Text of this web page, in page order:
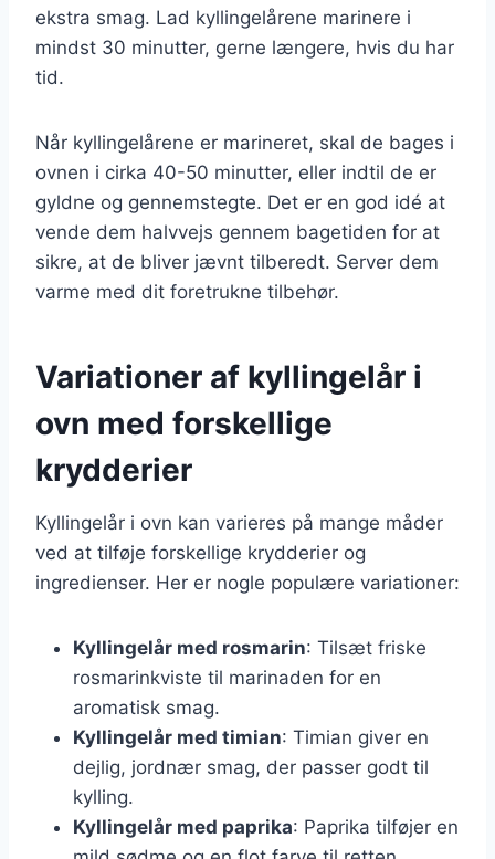
ekstra smag. Lad kyllingelårene marinere i
mindst 30 minutter, gerne længere, hvis du har
tid.
Når kyllingelårene er marineret, skal de bages i
ovnen i cirka 40-50 minutter, eller indtil de er
gyldne og gennemstegte. Det er en god idé at
vende dem halvvejs gennem bagetiden for at
sikre, at de bliver jævnt tilberedt. Server dem
varme med dit foretrukne tilbehør.
Variationer af kyllingelår i
ovn med forskellige
krydderier
Kyllingelår i ovn kan varieres på mange måder
ved at tilføje forskellige krydderier og
ingredienser. Her er nogle populære variationer:
Kyllingelår med rosmarin: Tilsæt friske
rosmarinkviste til marinaden for en
aromatisk smag.
Kyllingelår med timian: Timian giver en
dejlig, jordnær smag, der passer godt til
kylling.
Kyllingelår med paprika: Paprika tilføjer en